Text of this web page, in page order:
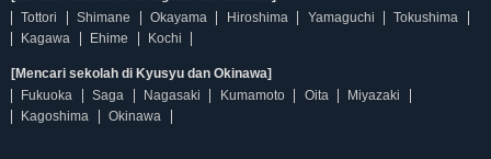
Tottori
Shimane Okayama Hiroshima Yamaguchi
Tokushima
Kagawa
Ehime Kochi
[Mencari sekolah di Kyusyu dan Okinawa]
Fukuoka
Saga Nagasaki Kumamoto Oita
Miyazaki
Kagoshima
Okinawa